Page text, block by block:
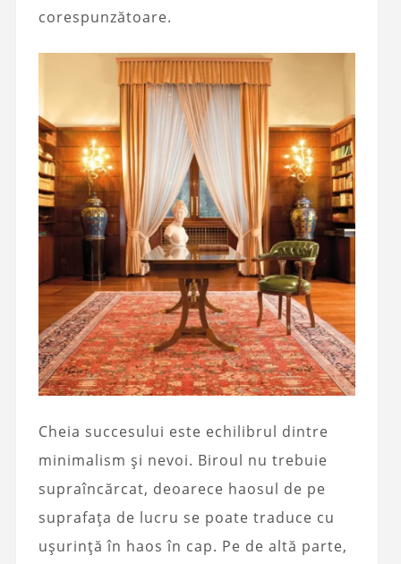
corespunzătoare.
Cheia succesului este echilibrul dintre
minimalism și nevoi. Biroul nu trebuie
supraîncărcat, deoarece haosul de pe
suprafața de lucru se poate traduce cu
ușurință în haos în cap. Pe de altă parte,